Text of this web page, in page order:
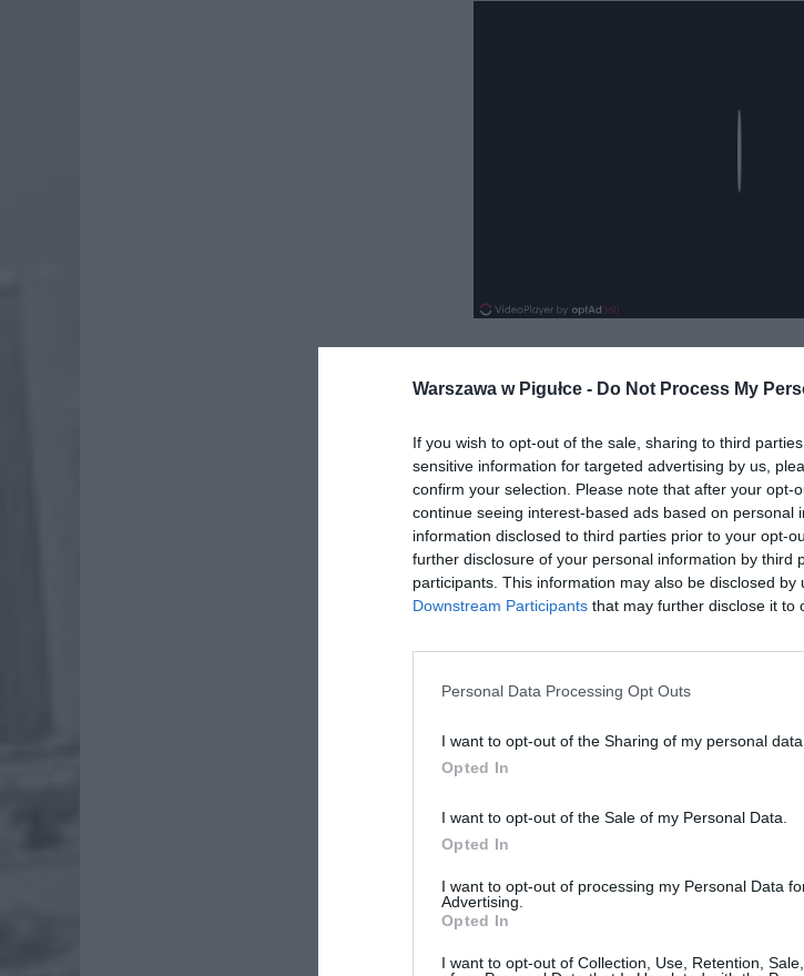
Warszawa w Pigułce - Do Not Process My
If you wish to opt-out of the sale, sharing to third
sensitive information for targeted advertising by us,
confirm your selection. Please note that after your opt-
continue seeing interest-based ads based on personal
information disclosed to third parties prior to your opt-
further disclosure of your personal information by third
participants. This information may also be disclosed
Downstream Participants that may further disclose it to
Personal Data Processing Opt Outs
I want to opt-out of the Sharing of my personal data.
Opted In
I want to opt-out of the Sale of my Personal Data.
Opted In
I want to opt-out of processing my Personal Data
Advertising.
Opted In
I want to opt-out of Collection, Use, Retention,
ad
Dodaj nas do preferowanych źródeł w Google